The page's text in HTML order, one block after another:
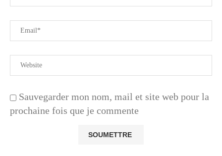
Sauvegarder mon nom, mail et site web pour la
prochaine fois que je commente